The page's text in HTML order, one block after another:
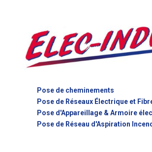
Pose de cheminements
Pose de Réseaux Électrique et
Pose d'Appareillage & Armoire
Pose de Réseau d'Aspiration